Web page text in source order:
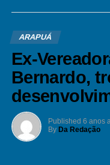
ARAPUÁ
Ex-
Bernardo,
Published 6 anos
By Da Redação